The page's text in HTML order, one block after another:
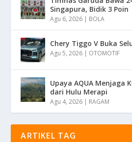
Singapura, Bidik 3 Poin
Agu 6, 2026 | BOLA
Chery Tiggo V Buka
Agu 5, 2026 | OTOMOTIF
Upaya AQUA Menjaga
dari Hulu Merapi
Agu 4, 2026 | RAGAM
ARTIKEL TAG